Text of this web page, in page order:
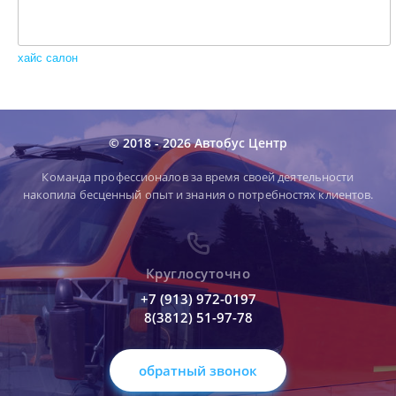
хайс салон
© 2018 - 2026 Автобус Центр
Команда профессионалов за время своей деятельности
накопила бесценный опыт и знания о потребностях клиентов.
Круглосуточно
+7 (913) 972-0197
8(3812) 51-97-78
обратный звонок